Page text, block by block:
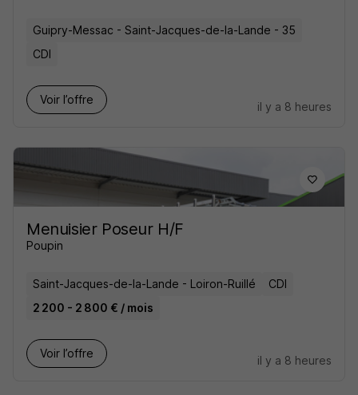
Guipry-Messac - Saint-Jacques-de-la-Lande - 35
CDI
Voir l’offre
il y a 8 heures
Menuisier Poseur H/F
Poupin
Saint-Jacques-de-la-Lande - Loiron-Ruillé
CDI
2 200 - 2 800 € / mois
Voir l’offre
il y a 8 heures